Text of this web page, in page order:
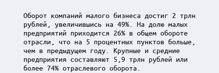
Оборот компаний малого бизнеса достиг 2 трлн
рублей, увеличившись на 49%. На долю малых
предприятий приходится 26% в общем обороте
отрасли, что на 5 процентных пунктов больше,
чем в предыдущем году. Крупные и средние
предприятия составляют 5,9 трлн рублей или
более 74% отраслевого оборота.